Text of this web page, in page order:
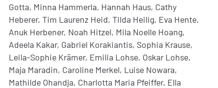
Gotta, Minna Hammerla, Hannah Haus, Cathy
Heberer, Tim Laurenz Heid, Tilda Heilig, Eva Hente,
Anuk Herbener, Noah Hitzel, Mila Noelle Hoang,
Adeela Kakar, Gabriel Korakiantis, Sophia Krause,
Leila-Sophie Krämer, Emilia Lohse, Oskar Lohse,
Maja Maradin, Caroline Merkel, Luise Nowara,
Mathilde Ohandja, Charlotta Maria Pfeiffer, Ella